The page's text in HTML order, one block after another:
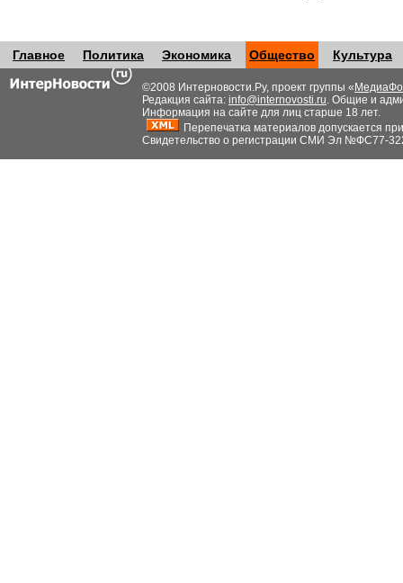
Главное Политика Экономика Общество Культура
©2008 Интерновости.Ру, проект группы «
Редакция сайта: info@internovosti.ru. Общие и
Информация на сайте для лиц старше 18 лет.
Перепечатка материалов допускается
Свидетельство о регистрации СМИ Эл №ФС77-